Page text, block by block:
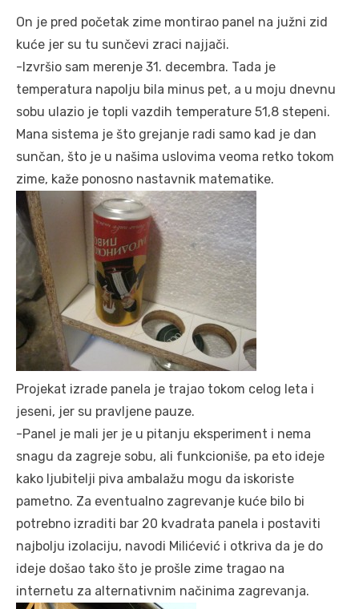
On je pred početak zime montirao panel na južni zid
kuće jer su tu sunčevi zraci najjači.
-Izvršio sam merenje 31. decembra. Tada je
temperatura napolju bila minus pet, a u moju dnevnu
sobu ulazio je topli vazdih temperature 51,8 stepeni.
Mana sistema je što grejanje radi samo kad je dan
sunčan, što je u našima uslovima veoma retko tokom
zime, kaže ponosno nastavnik matematike.
Projekat izrade panela je trajao tokom celog leta i
jeseni, jer su pravljene pauze.
-Panel je mali jer je u pitanju eksperiment i nema
snagu da zagreje sobu, ali funkcioniše, pa eto ideje
kako ljubitelji piva ambalažu mogu da iskoriste
pametno. Za eventualno zagrevanje kuće bilo bi
potrebno izraditi bar 20 kvadrata panela i postaviti
najbolju izolaciju, navodi Milićević i otkriva da je do
ideje došao tako što je prošle zime tragao na
internetu za alternativnim načinima zagrevanja.